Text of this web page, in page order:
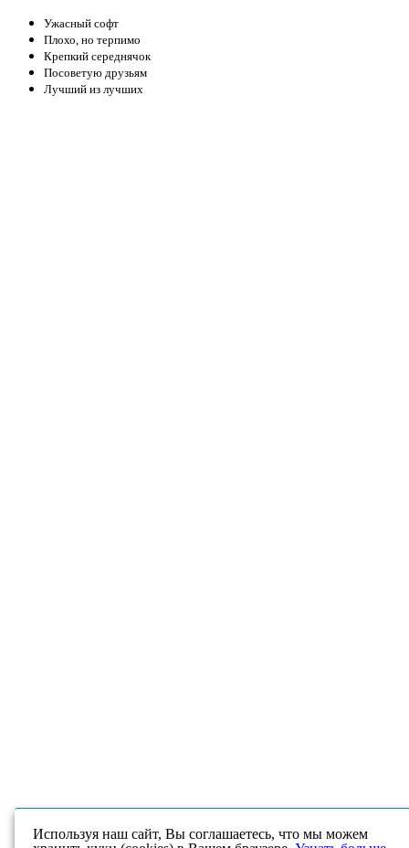
Ужасный софт
Плохо, но терпимо
Крепкий середнячок
Посоветую друзьям
Лучший из лучших
Используя наш сайт, Вы соглашаетесь, что мы можем